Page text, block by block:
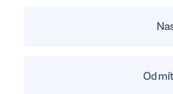
IPSOS, výzkum